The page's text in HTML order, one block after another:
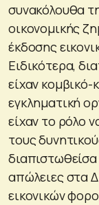
συνακόλουθα
οικονομικής
έκδοσης
Ειδικότερα,
είχαν
εγκληματική
είχαν το ρόλο
τους
απώλειες στα
εικονικών